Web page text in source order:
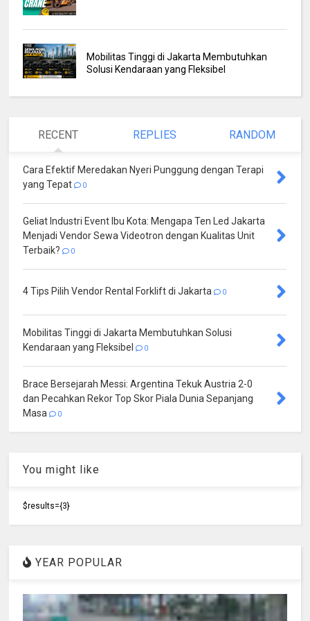
Mobilitas Tinggi di Jakarta Membutuhkan
Solusi Kendaraan yang Fleksibel
RECENT REPLIES RANDOM
Cara Efektif Meredakan Nyeri Punggung dengan Terapi
yang Tepat
0
Geliat Industri Event Ibu Kota: Mengapa Ten Led Jakarta
Menjadi Vendor Sewa Videotron dengan Kualitas Unit
Terbaik?
0
4 Tips Pilih Vendor Rental Forklift di Jakarta 0
Mobilitas Tinggi di Jakarta Membutuhkan Solusi
Kendaraan yang Fleksibel
0
Brace Bersejarah Messi: Argentina Tekuk Austria 2-0
dan Pecahkan Rekor Top Skor Piala Dunia Sepanjang
Masa
0
You might like
$results={3}
YEAR POPULAR